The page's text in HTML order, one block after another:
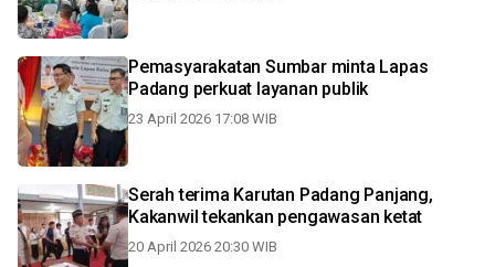
Pemasyarakatan Sumbar minta Lapas
Padang perkuat layanan publik
23 April 2026 17:08 WIB
Serah terima Karutan Padang Panjang,
Kakanwil tekankan pengawasan ketat
20 April 2026 20:30 WIB